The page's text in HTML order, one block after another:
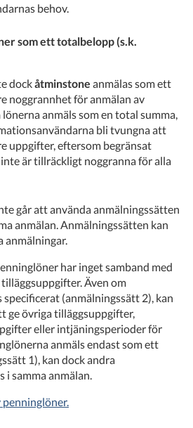
behov.
som ett totalbelopp (s.k.
dockåtminstone anmälas som ett
noggrannhet för anmälan av
anmäls som en total summa,
bli tvungna att
uppgifter, eftersom begränsat
är tillräckligt noggranna för alla
går att använda anmälningssätten
anmälan. Anmälningssätten kan
anmälningar.
har inget samband med
Även om
(anmälningssätt 2), kan
ge övriga tilläggsuppgifter,
eller intjäningsperioder för
anmäls endast som ett
1), kan dock andra
i samma anmälan.
penninglöner.